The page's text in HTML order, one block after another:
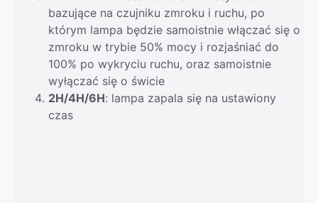
bazujące na czujniku zmroku i ruchu, po
którym lampa będzie samoistnie włączać się o
zmroku w trybie 50% mocy i rozjaśniać do
100% po wykryciu ruchu, oraz samoistnie
wyłączać się o świcie
2H/4H/6H: lampa zapala się na ustawiony
czas